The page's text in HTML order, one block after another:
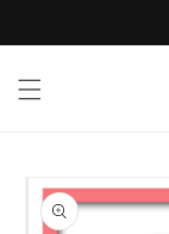
product
information